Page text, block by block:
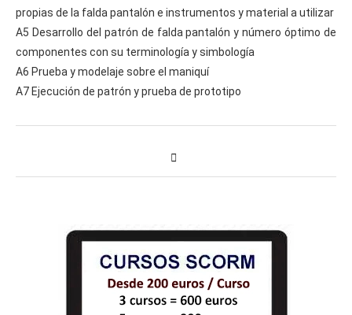
propias de la falda pantalón e instrumentos y material a utilizar
A5 Desarrollo del patrón de falda pantalón y número óptimo de
componentes con su terminología y simbología
A6 Prueba y modelaje sobre el maniquí
A7 Ejecución de patrón y prueba de prototipo